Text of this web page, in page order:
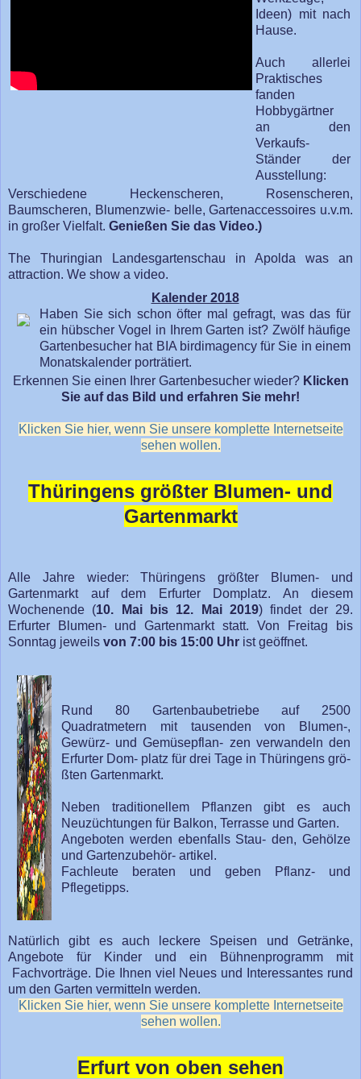
Ideen) mit nach
Hause.
Auch allerlei
Praktisches
fanden
Hobbygärtner
an den
Verkaufs-
Ständer der
Ausstellung:
Verschiedene Heckenscheren, Rosenscheren,
Baumscheren, Blumenzwie- belle, Gartenaccessoires u.v.m.
in großer Vielfalt. Genießen Sie das Video.)
The Thuringian Landesgartenschau in Apolda was an
attraction. We show a video.
Kalender 2018
Haben Sie sich schon öfter mal gefragt, was das für
ein hübscher Vogel in Ihrem Garten ist? Zwölf häufige
Gartenbesucher hat BIA birdimagency für Sie in einem
Monatskalender porträtiert.
Erkennen Sie einen Ihrer Gartenbesucher wieder? Klicken
Sie auf das Bild und erfahren Sie mehr!
Klicken Sie hier, wenn Sie unsere komplette Internetseite
sehen wollen.
Thüringens größter Blumen- und
Gartenmarkt
Alle Jahre wieder: Thüringens größter Blumen- und
Gartenmarkt auf dem Erfurter Domplatz. An diesem
Wochenende (10. Mai bis 12. Mai 2019) findet der 29.
Erfurter Blumen- und Gartenmarkt statt. Von Freitag bis
Sonntag jeweils von 7:00 bis 15:00 Uhr ist geöffnet.
Rund 80 Gartenbaubetriebe auf 2500
Quadratmetern mit tausenden von Blumen-,
Gewürz- und Gemüsepflan- zen verwandeln den
Erfurter Dom- platz für drei Tage in Thüringens grö-
ßten Gartenmarkt.
Neben traditionellem Pflanzen gibt es auch
Neuzüchtungen für Balkon, Terrasse und Garten.
Angeboten werden ebenfalls Stau- den, Gehölze
und Gartenzubehör- artikel.
Fachleute beraten und geben Pflanz- und
Pflegetipps.
Natürlich gibt es auch leckere Speisen und Getränke,
Angebote für Kinder und ein Bühnenprogramm mit
Fachvorträge. Die Ihnen viel Neues und Interessantes rund
um den Garten vermitteln werden.
Klicken Sie hier, wenn Sie unsere komplette Internetseite
sehen wollen.
Erfurt von oben sehen